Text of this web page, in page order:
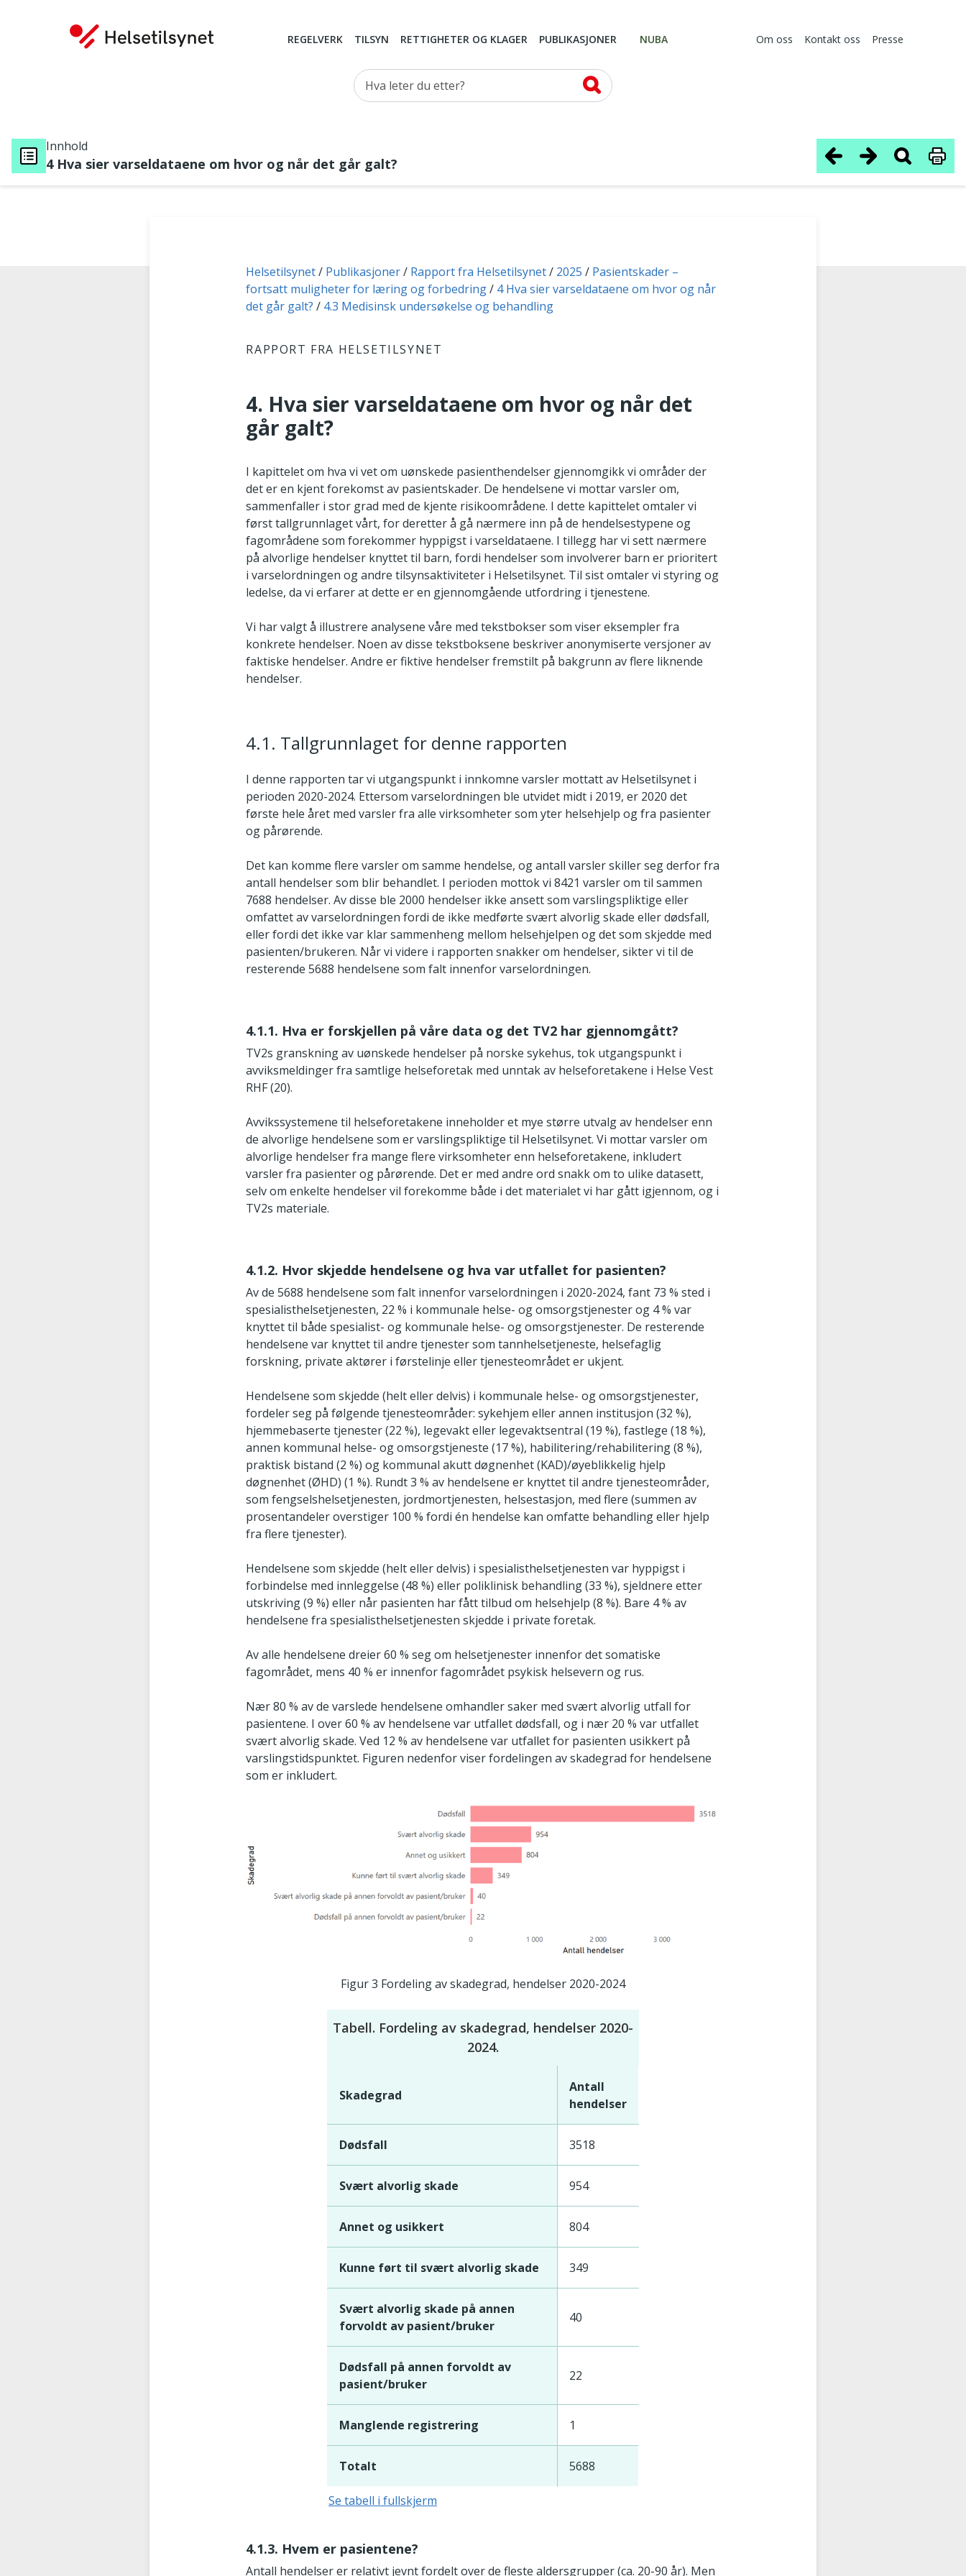
REGELVERK TILSYN RETTIGHETER OG KLAGER PUBLIKASJONER NUBA Om oss Kontakt oss Presse
Hva leter du etter?
Innhold
4 Hva sier varseldataene om hvor og når det går galt?
Du er her:
Helsetilsynet Publikasjoner Rapport fra Helsetilsynet 2025
Pasientskader –
fortsatt muligheter for læring og forbedring
4 Hva sier varseldataene om hvor og når
det går galt?
4.3 Medisinsk undersøkelse og behandling
RAPPORT FRA HELSETILSYNET
4. Hva sier varseldataene om hvor og når det
går galt?
I kapittelet om hva vi vet om uønskede pasienthendelser gjennomgikk vi områder der
det er en kjent forekomst av pasientskader. De hendelsene vi mottar varsler om,
sammenfaller i stor grad med de kjente risikoområdene. I dette kapittelet omtaler vi
først tallgrunnlaget vårt, for deretter å gå nærmere inn på de hendelsestypene og
fagområdene som forekommer hyppigst i varseldataene. I tillegg har vi sett nærmere
på alvorlige hendelser knyttet til barn, fordi hendelser som involverer barn er prioritert
i varselordningen og andre tilsynsaktiviteter i Helsetilsynet. Til sist omtaler vi styring og
ledelse, da vi erfarer at dette er en gjennomgående utfordring i tjenestene.
Vi har valgt å illustrere analysene våre med tekstbokser som viser eksempler fra
konkrete hendelser. Noen av disse tekstboksene beskriver anonymiserte versjoner av
faktiske hendelser. Andre er fiktive hendelser fremstilt på bakgrunn av flere liknende
hendelser.
4.1. Tallgrunnlaget for denne rapporten
I denne rapporten tar vi utgangspunkt i innkomne varsler mottatt av Helsetilsynet i
perioden 2020-2024. Ettersom varselordningen ble utvidet midt i 2019, er 2020 det
første hele året med varsler fra alle virksomheter som yter helsehjelp og fra pasienter
og pårørende.
Det kan komme flere varsler om samme hendelse, og antall varsler skiller seg derfor fra
antall hendelser som blir behandlet. I perioden mottok vi 8421 varsler om til sammen
7688 hendelser. Av disse ble 2000 hendelser ikke ansett som varslingspliktige eller
omfattet av varselordningen fordi de ikke medførte svært alvorlig skade eller dødsfall,
eller fordi det ikke var klar sammenheng mellom helsehjelpen og det som skjedde med
pasienten/brukeren. Når vi videre i rapporten snakker om hendelser, sikter vi til de
resterende 5688 hendelsene som falt innenfor varselordningen.
4.1.1. Hva er forskjellen på våre data og det TV2 har gjennomgått?
TV2s granskning av uønskede hendelser på norske sykehus, tok utgangspunkt i
avviksmeldinger fra samtlige helseforetak med unntak av helseforetakene i Helse Vest
RHF (20).
Avvikssystemene til helseforetakene inneholder et mye større utvalg av hendelser enn
de alvorlige hendelsene som er varslingspliktige til Helsetilsynet. Vi mottar varsler om
alvorlige hendelser fra mange flere virksomheter enn helseforetakene, inkludert
varsler fra pasienter og pårørende. Det er med andre ord snakk om to ulike datasett,
selv om enkelte hendelser vil forekomme både i det materialet vi har gått igjennom, og i
TV2s materiale.
4.1.2. Hvor skjedde hendelsene og hva var utfallet for pasienten?
Av de 5688 hendelsene som falt innenfor varselordningen i 2020-2024, fant 73 % sted i
spesialisthelsetjenesten, 22 % i kommunale helse- og omsorgstjenester og 4 % var
knyttet til både spesialist- og kommunale helse- og omsorgstjenester. De resterende
hendelsene var knyttet til andre tjenester som tannhelsetjeneste, helsefaglig
forskning, private aktører i førstelinje eller tjenesteområdet er ukjent.
Hendelsene som skjedde (helt eller delvis) i kommunale helse- og omsorgstjenester,
fordeler seg på følgende tjenesteområder: sykehjem eller annen institusjon (32 %),
hjemmebaserte tjenester (22 %), legevakt eller legevaktsentral (19 %), fastlege (18 %),
annen kommunal helse- og omsorgstjeneste (17 %), habilitering/rehabilitering (8 %),
praktisk bistand (2 %) og kommunal akutt døgnenhet (KAD)/øyeblikkelig hjelp
døgnenhet (ØHD) (1 %). Rundt 3 % av hendelsene er knyttet til andre tjenesteområder,
som fengselshelsetjenesten, jordmortjenesten, helsestasjon, med flere (summen av
prosentandeler overstiger 100 % fordi én hendelse kan omfatte behandling eller hjelp
fra flere tjenester).
Hendelsene som skjedde (helt eller delvis) i spesialisthelsetjenesten var hyppigst i
forbindelse med innleggelse (48 %) eller poliklinisk behandling (33 %), sjeldnere etter
utskriving (9 %) eller når pasienten har fått tilbud om helsehjelp (8 %). Bare 4 % av
hendelsene fra spesialisthelsetjenesten skjedde i private foretak.
Av alle hendelsene dreier 60 % seg om helsetjenester innenfor det somatiske
fagområdet, mens 40 % er innenfor fagområdet psykisk helsevern og rus.
Nær 80 % av de varslede hendelsene omhandler saker med svært alvorlig utfall for
pasientene. I over 60 % av hendelsene var utfallet dødsfall, og i nær 20 % var utfallet
svært alvorlig skade. Ved 12 % av hendelsene var utfallet for pasienten usikkert på
varslingstidspunktet. Figuren nedenfor viser fordelingen av skadegrad for hendelsene
som er inkludert.
Figur 3 Fordeling av skadegrad, hendelser 2020-2024
Tabell. Fordeling av skadegrad, hendelser 2020-
2024.
Skadegrad
Antall
hendelser
Dødsfall 3518
Svært alvorlig skade 954
Annet og usikkert 804
Kunne ført til svært alvorlig skade 349
Svært alvorlig skade på annen
forvoldt av pasient/bruker
40
Dødsfall på annen forvoldt av
pasient/bruker
22
Manglende registrering 1
Totalt 5688
Se tabell i fullskjerm
4.1.3. Hvem er pasientene?
Antall hendelser er relativt jevnt fordelt over de fleste aldersgrupper (ca. 20-90 år). Men